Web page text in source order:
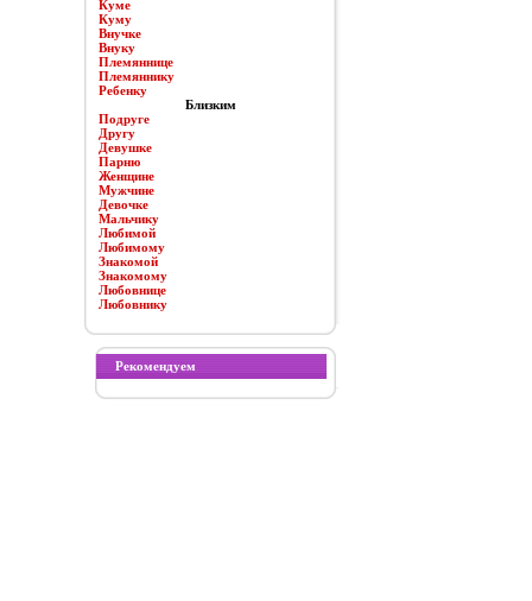
Куме
Куму
Внучке
Внуку
Племяннице
Племяннику
Ребенку
Близким
Подруге
Другу
Девушке
Парню
Женщине
Мужчине
Девочке
Мальчику
Любимой
Любимому
Знакомой
Знакомому
Любовнице
Любовнику
Рекомендуем